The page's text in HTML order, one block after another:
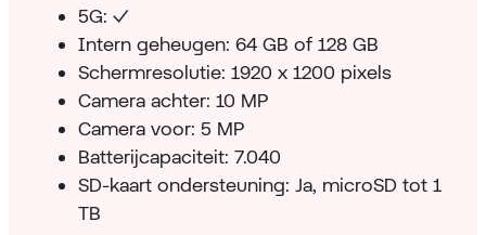
5G: ✓
Intern geheugen: 64 GB of 128 GB
Schermresolutie: 1920 x 1200 pixels
Camera achter: 10 MP
Camera voor: 5 MP
Batterijcapaciteit: 7.040
SD-kaart ondersteuning: Ja, microSD tot 1
TB